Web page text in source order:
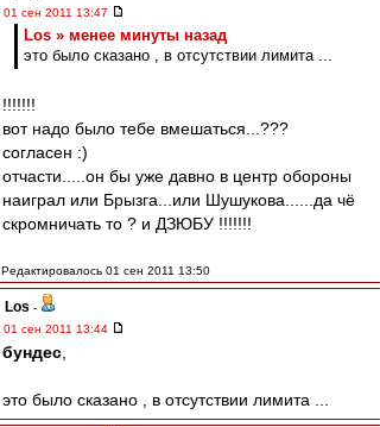
01 сен 2011 13:47
Los » менее минуты назад
это было сказано , в отсутствии лимита ...
!!!!!!!
вот надо было тебе вмешаться...???
согласен :)
отчасти.....он бы уже давно в центр обороны
наиграл или Брызга...или Шушукова......да чё
скромничать то ? и ДЗЮБУ !!!!!!!
Редактировалось 01 сен 2011 13:50
Los -
01 сен 2011 13:44
бундес
это было сказано , в отсутствии лимита ...